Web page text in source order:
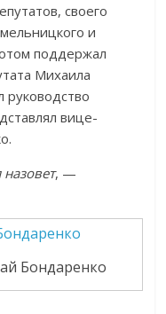
своего
и
поддержал
Михаила
руководство
вице-
, —
Бондаренко